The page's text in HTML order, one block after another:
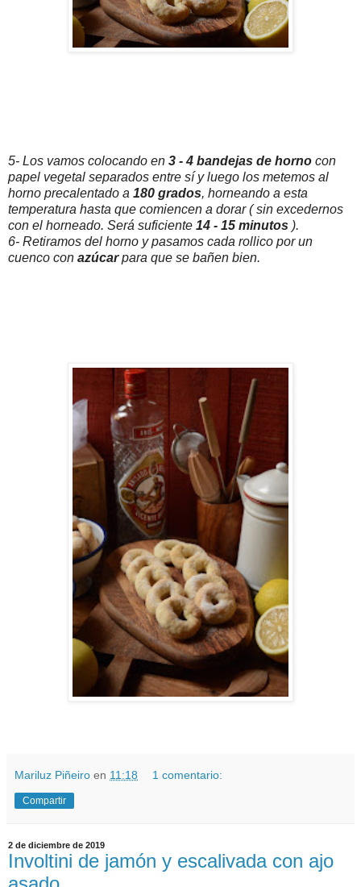
5- Los vamos colocando en 3 - 4 bandejas de horno con
papel vegetal separados entre sí y luego los metemos al
horno precalentado a 180 grados, horneando a esta
temperatura hasta que comiencen a dorar ( sin excedernos
con el horneado. Será suficiente 14 - 15 minutos ).
6- Retiramos del horno y pasamos cada rollico por un
cuenco con azúcarpara que se bañen bien.
Mariluz Piñeiro en 11:18 1 comentario:
Compartir
2 de diciembre de 2019
Involtini de jamón y escalivada con ajo